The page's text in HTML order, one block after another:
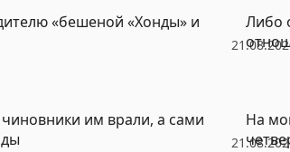
«бешеной «Хонды» и
Либо
им врали, а сами
На